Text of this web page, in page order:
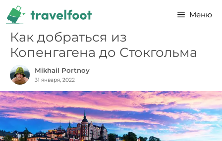
Перейти
содержимому
Меню
Как добраться из
Копенгагена до Стокгольма
Mikhail Portnoy
31 января, 2022